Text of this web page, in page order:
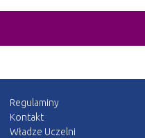
Regulaminy
Kontakt
Władze Uczelni